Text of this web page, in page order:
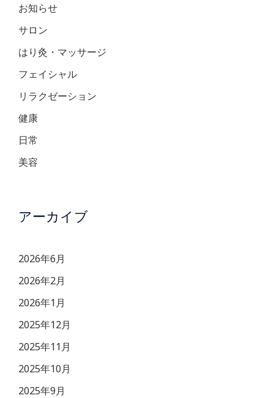
お知らせ
サロン
はり灸・マッサージ
フェイシャル
リラクゼーション
健康
日常
美容
アーカイブ
2026年6月
2026年2月
2026年1月
2025年12月
2025年11月
2025年10月
2025年9月